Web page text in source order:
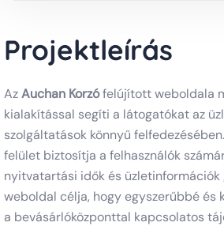
Projektleírás
AzAuchan Korzófelújított weboldala
kialakítással segíti a látogatókat az
szolgáltatások könnyű
felület biztosítja a felhasználók
nyitvatartási idők és üzletinformációk
weboldal célja, hogy egyszerűbbé és
a bevásárlóközponttal kapcsolatos